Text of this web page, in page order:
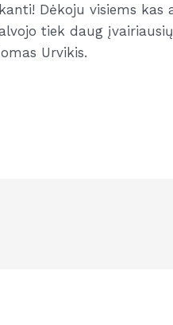
Dėkoju visiems
tiek daug
Urvikis.